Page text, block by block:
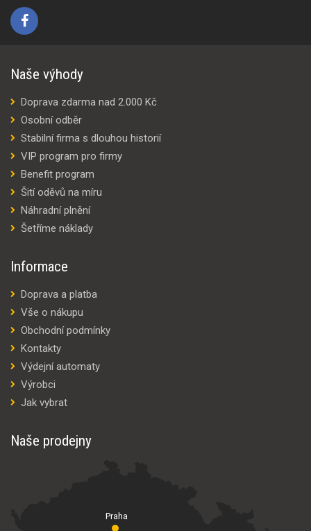
Naše výhody
Doprava zdarma nad 2.000 Kč
Osobní odběr
Stabilní firma s dlouhou historií
VIP program pro firmy
Benefit program
Šití oděvů na míru
Náhradní plnění
Šetříme náklady
Informace
Doprava a platba
Vše o nákupu
Obchodní podmínky
Kontakty
Výdejní automaty
Výrobci
Jak vybrat
Naše prodejny
Praha